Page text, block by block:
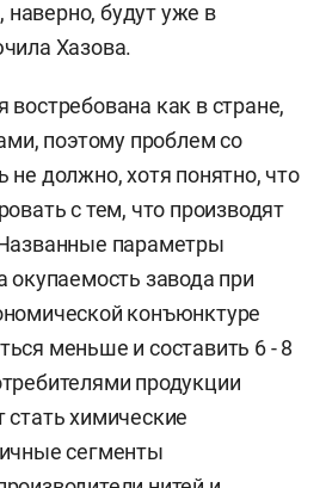
наверно, будут уже в
Хазова.
востребована как в стране,
поэтому проблем со
не должно, хотя понятно, что
с тем, что производят
параметры
окупаемость завода при
конъюнктуре
меньше и составить 6 - 8
продукции
стать химические
сегменты